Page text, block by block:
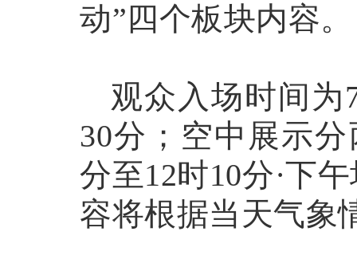
动”四个板块内容。
观众入场时间为
30分；空中展示
分至12时10分·下
容将根据当天气象